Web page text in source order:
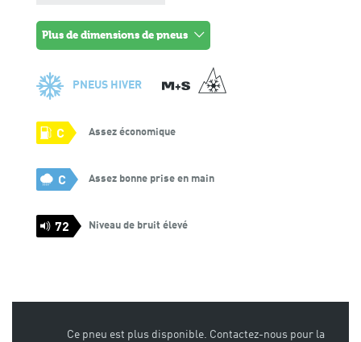
plus de dimensions de pneus
PNEUS HIVER
C Assez économique
C Assez bonne prise en main
72 Niveau de bruit élevé
Ce pneu est plus disponible. Contactez-nous pour la